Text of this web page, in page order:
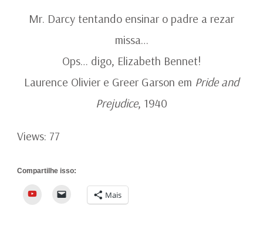
Mr. Darcy tentando ensinar o padre a rezar
missa…
Ops… digo, Elizabeth Bennet!
Laurence Olivier e Greer Garson em Pride and
Prejudice, 1940
Views: 77
Compartilhe isso:
YouTube Mais